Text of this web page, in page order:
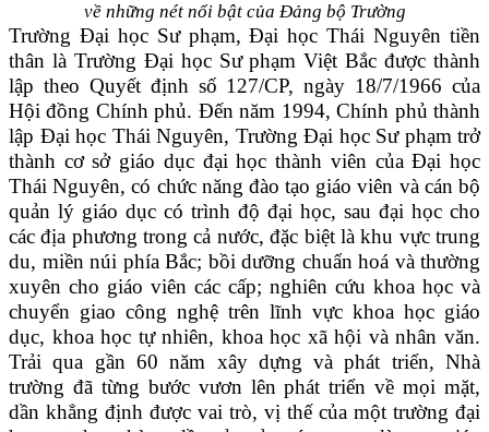
về những nét nổi bật của Đảng bộ Trường
Trường Đại học Sư phạm, Đại học Thái Nguyên tiền
thân là Trường Đại học Sư phạm Việt Bắc được thành
lập theo Quyết định số 127/CP, ngày 18/7/1966 của
Hội đồng Chính phủ. Đến năm 1994, Chính phủ thành
lập Đại học Thái Nguyên, Trường Đại học Sư phạm trở
thành cơ sở giáo dục đại học thành viên của Đại học
Thái Nguyên, có chức năng đào tạo giáo viên và cán bộ
quản lý giáo dục có trình độ đại học, sau đại học cho
các địa phương trong cả nước, đặc biệt là khu vực trung
du, miền núi phía Bắc; bồi dưỡng chuẩn hoá và thường
xuyên cho giáo viên các cấp; nghiên cứu khoa học và
chuyển giao công nghệ trên lĩnh vực khoa học giáo
dục, khoa học tự nhiên, khoa học xã hội và nhân văn.
Trải qua gần 60 năm xây dựng và phát triển, Nhà
trường đã từng bước vươn lên phát triển về mọi mặt,
dần khẳng định được vai trò, vị thế của một trường đại